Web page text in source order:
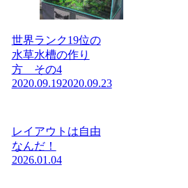
世界ランク19位の
水草水槽の作り
方 その4
2020.09.192020.09.23
レイアウトは自由
なんだ！
2026.01.04